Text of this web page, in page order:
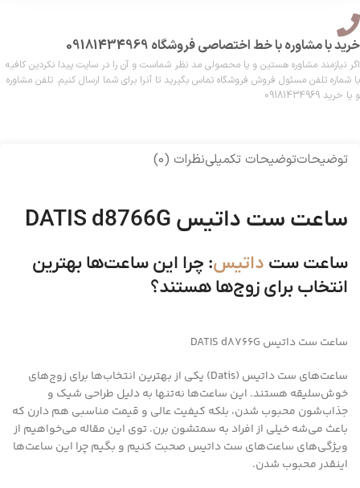
خرید با مشاوره با خط اختصاصی فروشگاه 09181434969
اگر نیازمند مشاوره هستین و یا محصولی مد نظر شماست و آن را در سایت پیدا نکردین کافیه
با شماره تلفن مسئول فروش فروشگاه تماس بگیرید تا آنرا برای شما ارسال کنیم. تلفن مشاوره
و یا خرید 09181434969
توضیحاتتوضیحات تکمیلینظرات (0)
ساعت ست داتیس DATIS d8766G
ساعت ست داتیس: چرا این ساعت‌ها بهترین
انتخاب برای زوج‌ها هستند؟
ساعت ست داتیس DATIS d8766G
ساعت‌های ست داتیس (Datis) یکی از بهترین انتخاب‌ها برای زوج‌های
خوش‌سلیقه هستند. این ساعت‌ها نه‌تنها به دلیل طراحی شیک و
جذاب‌شون محبوب شدن، بلکه کیفیت عالی و قیمت مناسبی هم دارن که
باعث می‌شه خیلی از افراد به سمتشون برن. توی این مقاله می‌خواهیم از
ویژگی‌های ساعت‌های ست داتیس صحبت کنیم و بگیم چرا این ساعت‌ها
اینقدر محبوب شدن.